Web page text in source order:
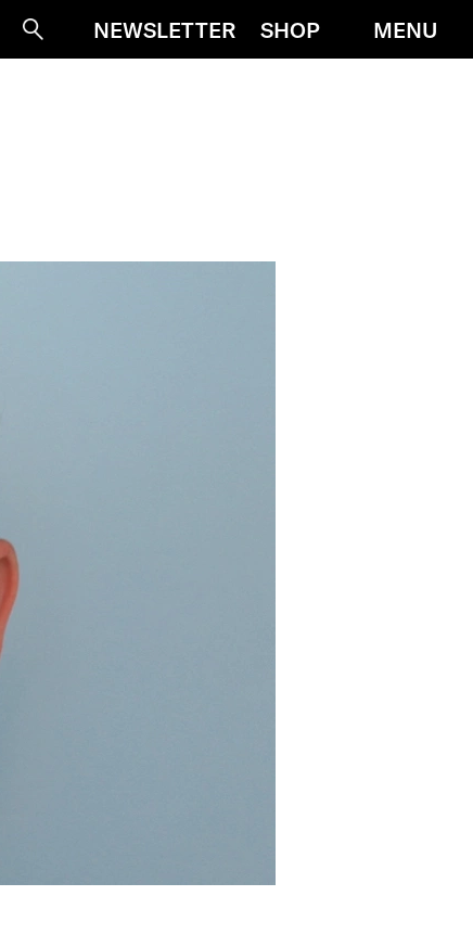
SucheNEWSLETTER SHOP MENU